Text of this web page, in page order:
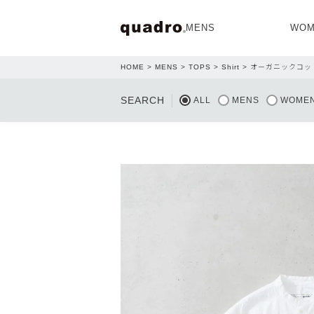
MENS
HOME MENS TOPS Shirt オーガニックコ
SEARCH ALL MENS